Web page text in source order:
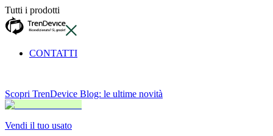
Tutti i prodotti
CONTATTI
Scopri TrenDevice Blog: le ultime novità
Vendi il tuo usato